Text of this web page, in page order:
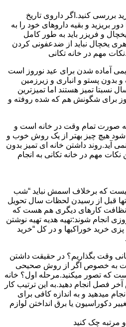
بررسی کنید.اگر داروی تاریخ
بریزید و بقیه داروهای خود را به
و فریزر باید به طور کامل
یخچال نباید از ضدعفونی کردن
مهم در خانه تکانی
آماده شدن برای عید نوروز است
بدون پستو و انباری و زیرزمین
نسبتا تمیز هستند اما تمیزترین
برای شگونش هم که شده روفته و
صورت تمام وقت در خانه است و
شود هیچ چیز بهتر از یک روش خوب و
آید.روند داشتن خانه ای تمیز بدون
مهم در خانه تکانی به انجام
که برخلاف اسمش نباید “شب
قبل از رسیدن لحظات سال تحویل
نظافت کارهای دیگری هم هست که
انجام شوند:تهیه هدیه تهیه نوشتن
خرید خوراکیها و در کل “خرید
وقت بگذاریم؟ در حقیقت داشتن
به خصوص اگر از روش صحیحی
که تصور میکنید.مرحله اول؟ خانه
فصل انجام دهید.به این ترتیب کار
میدهید و به اندازه کافی برای
دکوراسیون یا برق انداختن لوازم